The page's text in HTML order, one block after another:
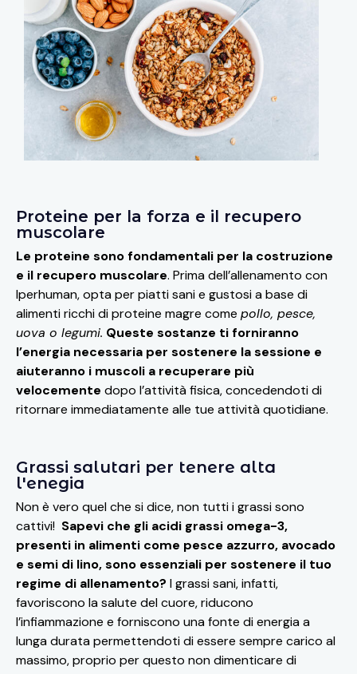
Proteine per la forza e il recupero
muscolare
Le proteine sono fondamentali per la costruzione
e il recupero muscolare. Prima dell’allenamento con
Iperhuman, opta per piatti sani e gustosi a base di
alimenti ricchi di proteine magre come pollo, pesce,
uova o legumi. Queste sostanze ti forniranno
l’energia necessaria per sostenere la sessione e
aiuteranno i muscoli a recuperare più
velocemente dopo l’attività fisica, concedendoti di
ritornare immediatamente alle tue attività quotidiane.
Grassi salutari per tenere alta
l'enegia
Non è vero quel che si dice, non tutti i grassi sono
cattivi! Sapevi che gli acidi grassi omega-3,
presenti in alimenti come pesce azzurro, avocado
e semi di lino, sono essenziali per sostenere il tuo
regime di allenamento? I grassi sani, infatti,
favoriscono la salute del cuore, riducono
l’infiammazione e forniscono una fonte di energia a
lunga durata permettendoti di essere sempre carico al
massimo, proprio per questo non dimenticare di